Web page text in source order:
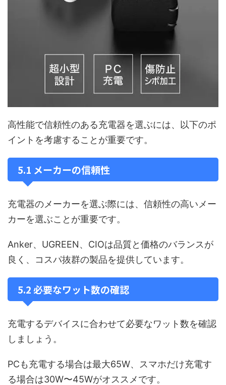
高性能で信頼性のある充電器を選ぶには、以下のポ
イントを考慮することが重要です。
5.1 メーカーの信頼性
充電器のメーカーを選ぶ際には、信頼性の高いメー
カーを選ぶことが重要です。
Anker、UGREEN、CIOは品質と価格のバランスが
良く、コスパ抜群の製品を提供しています。
5.2 必要なワット数の確認
充電するデバイスに合わせて必要なワット数を確認
しましょう。
PCも充電する場合は最大65W、スマホだけ充電す
る場合は30W〜45Wがオススメです。